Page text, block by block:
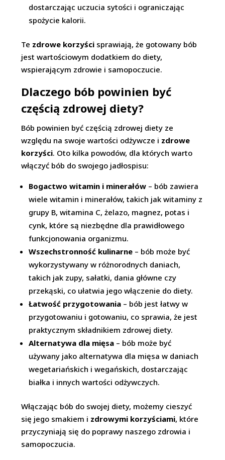
dostarczając uczucia sytości i ograniczając
spożycie kalorii.
Te zdrowe korzyści sprawiają, że gotowany bób
jest wartościowym dodatkiem do diety,
wspierającym zdrowie i samopoczucie.
Dlaczego bób powinien być
częścią zdrowej diety?
Bób powinien być częścią zdrowej diety ze
względu na swoje wartości odżywcze i zdrowe
korzyści. Oto kilka powodów, dla których warto
włączyć bób do swojego jadłospisu:
Bogactwo witamin i minerałów – bób zawiera
wiele witamin i minerałów, takich jak witaminy z
grupy B, witamina C, żelazo, magnez, potas i
cynk, które są niezbędne dla prawidłowego
funkcjonowania organizmu.
Wszechstronność kulinarne – bób może być
wykorzystywany w różnorodnych daniach,
takich jak zupy, sałatki, dania główne czy
przekąski, co ułatwia jego włączenie do diety.
Łatwość przygotowania – bób jest łatwy w
przygotowaniu i gotowaniu, co sprawia, że jest
praktycznym składnikiem zdrowej diety.
Alternatywa dla mięsa – bób może być
używany jako alternatywa dla mięsa w daniach
wegetariańskich i wegańskich, dostarczając
białka i innych wartości odżywczych.
Włączając bób do swojej diety, możemy cieszyć
się jego smakiem i zdrowymi korzyściami, które
przyczyniają się do poprawy naszego zdrowia i
samopoczucia.